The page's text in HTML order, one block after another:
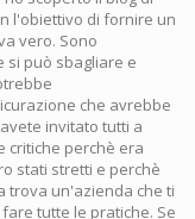
l'obiettivo di fornire un
vero. Sono
si può sbagliare e
che avrebbe
invitato tutti a
critiche perchè era
stati stretti e perchè
trova un'azienda che ti
tutte le pratiche. Se